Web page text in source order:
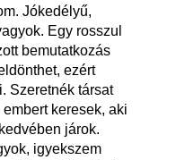
Jókedélyű,
Egy rosszul
bemutatkozás
ezért
Szeretnék társat
keresek, aki
járok.
igyekszem